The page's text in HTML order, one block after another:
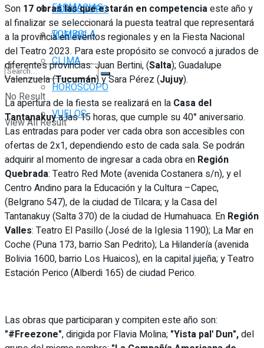
HORÓSCOPO
VUELOS
No Result
View All Result
FARMACIAS
TOMBOLA
CLIMA
HORÓSCOPO
VUELOS
Son 17 obras las que estarán en competenciaeste año y
al finalizar se seleccionará la puesta teatral que representará
a la provincia en eventos regionales y en la Fiesta Nacional
del Teatro 2023. Para este propósito se convocó a jurados de
diferentes provincias: Juan Bertini, (Salta); Guadalupe
Valenzuela (Tucumán) y Sara Pérez (Jujuy).
La apertura de la fiesta se realizará en la Casa del
Tantanakuya las 15 horas, que cumple su 40° aniversario.
Las entradas para poder ver cada obra son accesibles con
ofertas de 2x1, dependiendo esto de cada sala. Se podrán
adquirir al momento de ingresar a cada obra en Región
Quebrada: Teatro Red Mote (avenida Costanera s/n), y el
Centro Andino para la Educación y la Cultura –Capec,
(Belgrano 547), de la ciudad de Tilcara; y la Casa del
Tantanakuy (Salta 370) de la ciudad de Humahuaca. En Región
Valles: Teatro El Pasillo (José de la Iglesia 1190); La Mar en
Coche (Puna 173, barrio San Pedrito); La Hilandería (avenida
Bolivia 1600, barrio Los Huaicos), en la capital jujeña; y Teatro
Estación Perico (Alberdi 165) de ciudad Perico.
Las obras que participaran y compiten este año son:
"#Freezone", dirigida por Flavia Molina; "Yista pal' Dun",del